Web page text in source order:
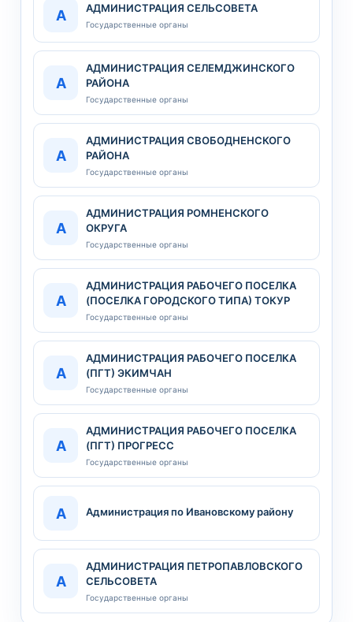
А АДМИНИСТРАЦИЯ СЕЛЬСОВЕТА
Государственные органы
А
АДМИНИСТРАЦИЯ СЕЛЕМДЖИНСКОГО
РАЙОНА
Государственные органы
А
АДМИНИСТРАЦИЯ СВОБОДНЕНСКОГО
РАЙОНА
Государственные органы
А
АДМИНИСТРАЦИЯ РОМНЕНСКОГО
ОКРУГА
Государственные органы
А
АДМИНИСТРАЦИЯ РАБОЧЕГО ПОСЕЛКА
(ПОСЕЛКА ГОРОДСКОГО ТИПА) ТОКУР
Государственные органы
А
АДМИНИСТРАЦИЯ РАБОЧЕГО ПОСЕЛКА
(ПГТ) ЭКИМЧАН
Государственные органы
А
АДМИНИСТРАЦИЯ РАБОЧЕГО ПОСЕЛКА
(ПГТ) ПРОГРЕСС
Государственные органы
А Администрация по Ивановскому району
А
АДМИНИСТРАЦИЯ ПЕТРОПАВЛОВСКОГО
СЕЛЬСОВЕТА
Государственные органы